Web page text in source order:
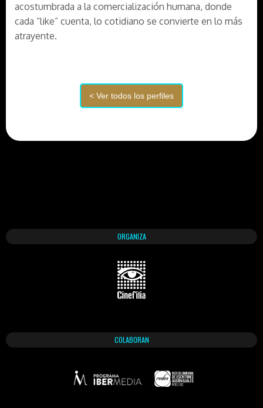
acostumbrada a la comercialización humana, donde
cada “like” cuenta, lo cotidiano se convierte en lo más
atrayente.
ORGANIZA
COLABORAN